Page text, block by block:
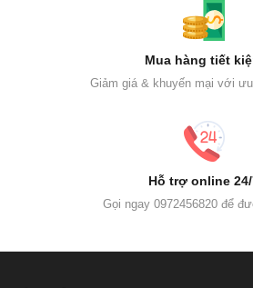
Mua hàng tiết
Giảm giá & khuyến mại với
Hỗ trợ online
Gọi ngay 0972456820 để